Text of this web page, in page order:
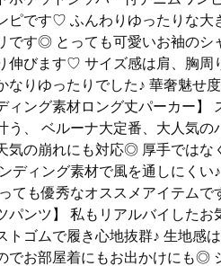
ピです♡ ふんわりゆったりな大
です◎ とっても可愛いお袖のシ
伸びます♡ サイズ感は肩、胸周
なりゆったりでした♪ 華奢魅
ィング素材ロング丈パーカー】
う、 ベルーナ大定番、大人気
気の崩れにも対応◎ 厚手ではな
ディング素材で風を通しにくい
ても優秀なオススメアイテムで
パンツ】 私もリアルバイした
トゴムで履き心地抜群♪ 生地感
でお部屋着にもお出かけにも◎